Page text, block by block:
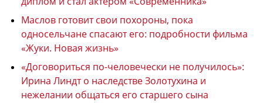
Маслов готовит свои похороны, пока
односельчане спасают его: подробности фильма
«Жуки. Новая жизнь»
«Договориться по-человечески не получилось»:
Ирина Линдт о наследстве Золотухина и
нежелании общаться его старшего сына